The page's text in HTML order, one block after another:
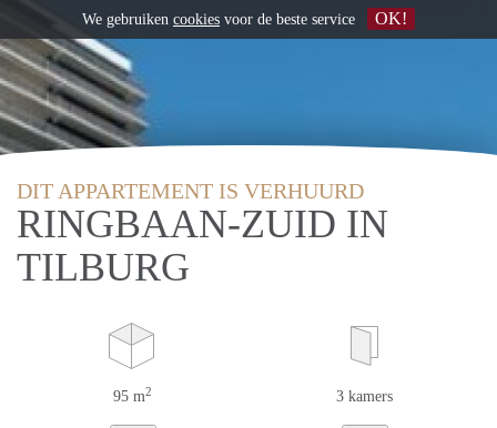
DIT APPARTEMENT IS VERHUURD
RINGBAAN-ZUID IN
TILBURG
95 m2 3 kamers
We gebruiken cookies voor de beste service OK!